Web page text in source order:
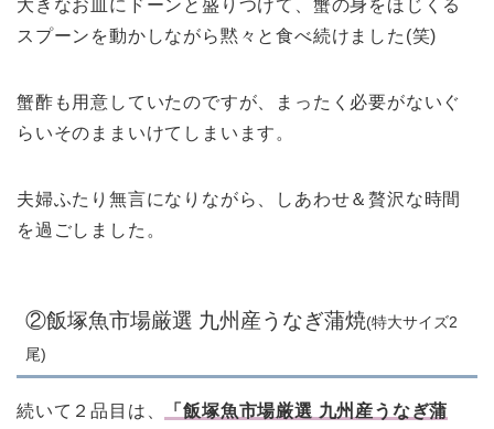
大きなお皿にドーンと盛りつけて、蟹の身をほじくる
スプーンを動かしながら黙々と食べ続けました(笑)
蟹酢も用意していたのですが、まったく必要がないぐ
らいそのままいけてしまいます。
夫婦ふたり無言になりながら、しあわせ＆贅沢な時間
を過ごしました。
②飯塚魚市場厳選 九州産うなぎ蒲焼(特大サイズ2
尾)
続いて２品目は、
「飯塚魚市場厳選 九州産うなぎ蒲